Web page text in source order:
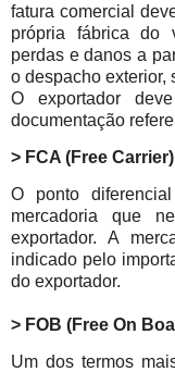
fatura comercial
própria fábrica do
perdas e danos a
o despacho exterior,
O exportador
documentação
> FCA (Free
O ponto
mercadoria que
exportador. A
indicado pelo
do exportador.
> FOB (Free On
Um dos termos